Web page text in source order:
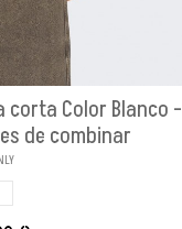
corta Color Blanco -
de combinar